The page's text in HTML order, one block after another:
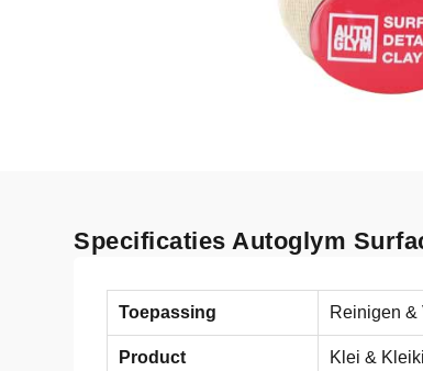
Specificaties Autoglym
Toepassing Reinigen &
Product Klei &